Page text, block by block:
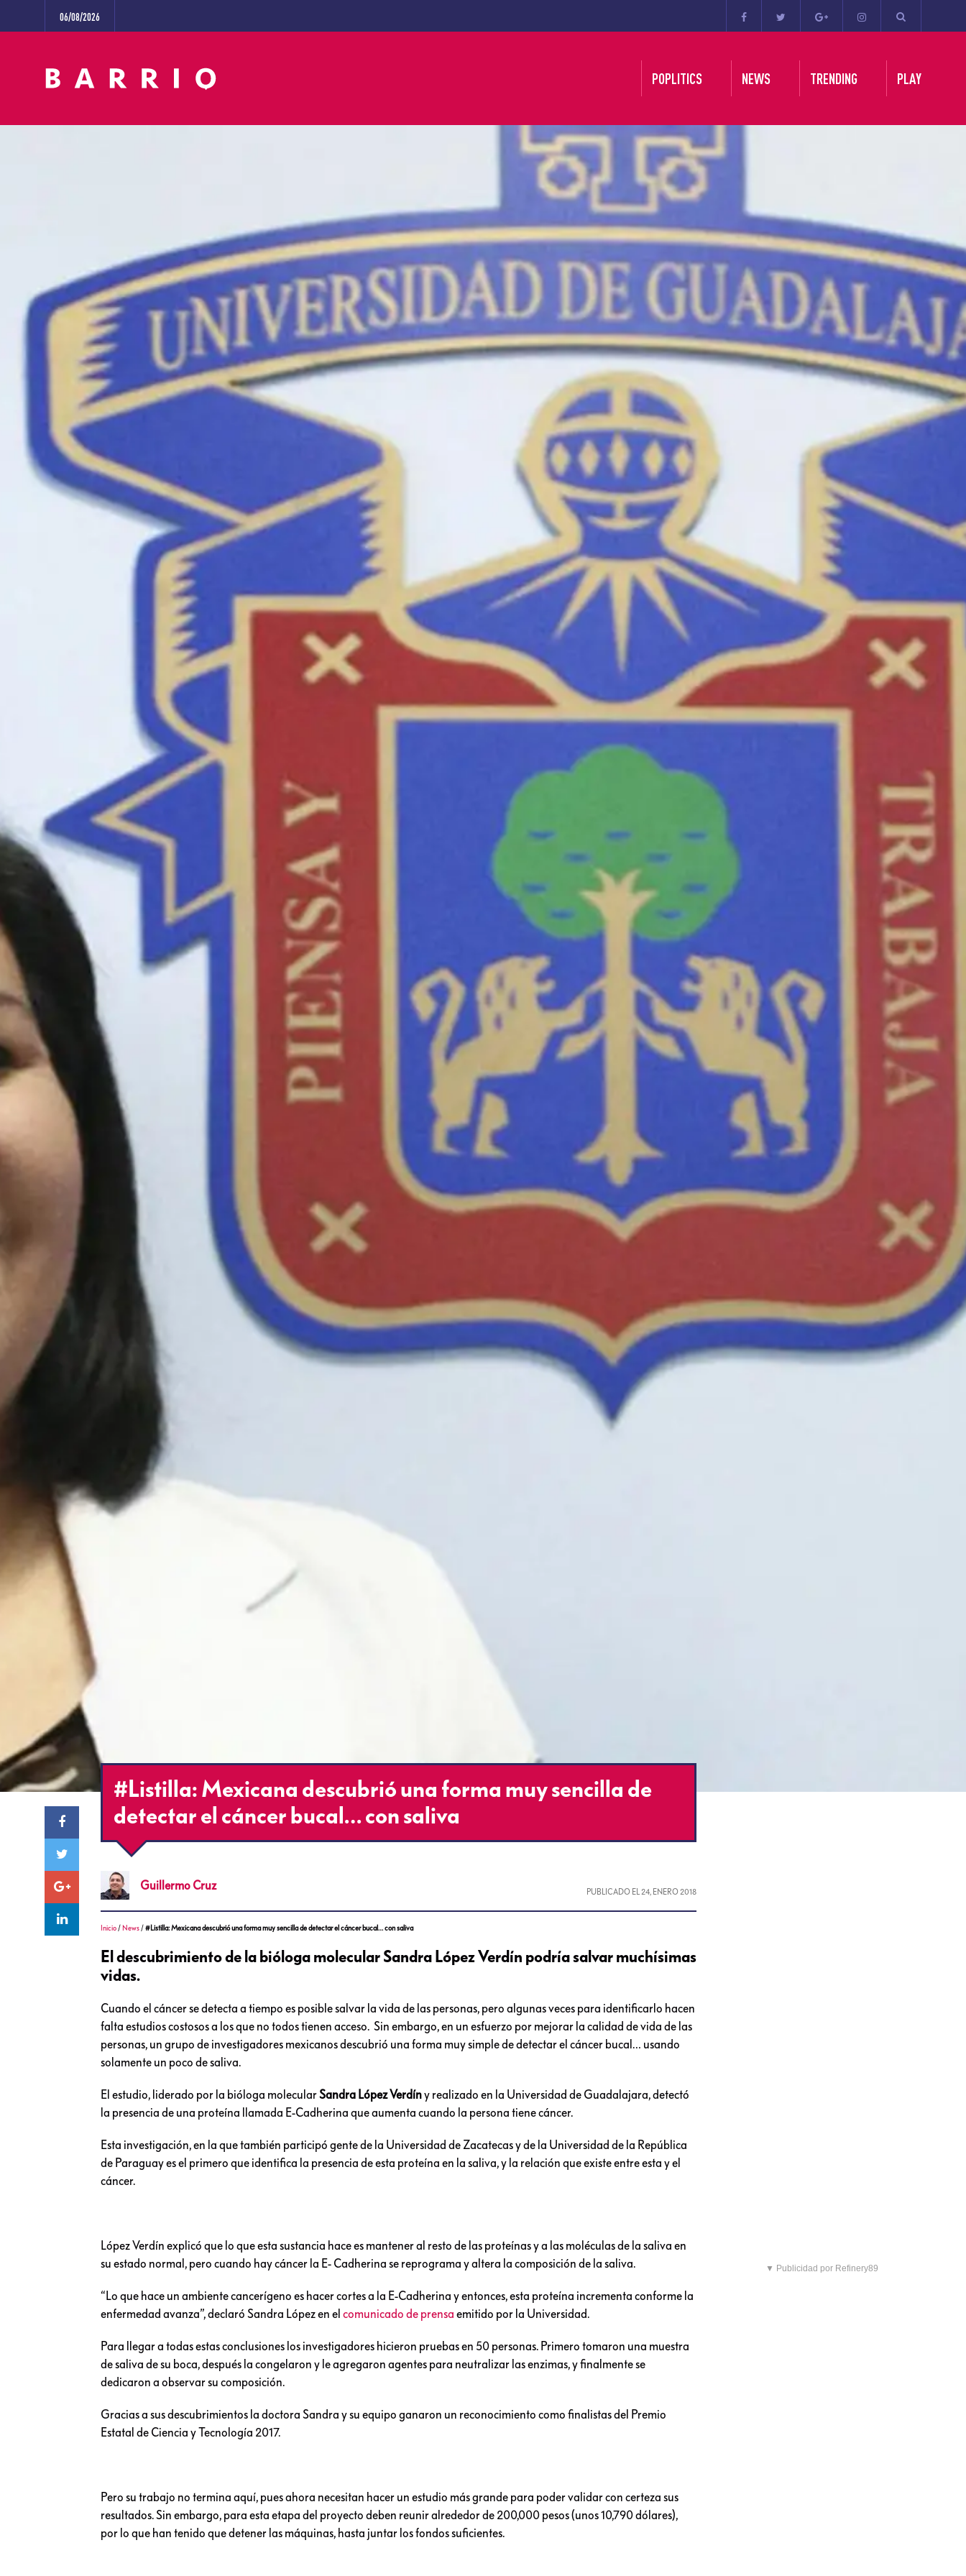
06/08/2026
POPLITICS NEWS TRENDING PLAY
#Listilla: Mexicana descubrió una forma muy sencilla de
detectar el cáncer bucal… con saliva
Guillermo Cruz PUBLICADO EL 24, ENERO 2018
Inicio/ News/#Listilla: Mexicana descubrió una forma muy sencilla de detectar el cáncer bucal… con saliva
El descubrimiento de la bióloga molecular Sandra López Verdín podría salvar muchísimas
vidas.
Cuando el cáncer se detecta a tiempo es posible salvar la vida de las personas, pero algunas veces para identificarlo hacen
falta estudios costosos a los que no todos tienen acceso. Sin embargo, en un esfuerzo por mejorar la calidad de vida de las
personas, un grupo de investigadores mexicanos descubrió una forma muy simple de detectar el cáncer bucal… usando
solamente un poco de saliva.
El estudio, liderado por la bióloga molecularSandra López Verdíny realizado en la Universidad de Guadalajara, detectó
la presencia de una proteína llamada E-Cadherina que aumenta cuando la persona tiene cáncer.
Esta investigación, en la que también participó gente de la Universidad de Zacatecas y de la Universidad de la República
de Paraguay es el primero que identifica la presencia de esta proteína en la saliva, y la relación que existe entre esta y el
cáncer.
López Verdín explicó que lo que esta sustancia hace es mantener al resto de las proteínas y a las moléculas de la saliva en
su estado normal, pero cuando hay cáncer la E- Cadherina se reprograma y altera la composición de la saliva.
“Lo que hace un ambiente cancerígeno es hacer cortes a la E-Cadherina y entonces, esta proteína incrementa conforme la
enfermedad avanza”, declaró Sandra López en elcomunicado de prensa emitido por la Universidad.
Para llegar a todas estas conclusiones los investigadores hicieron pruebas en 50 personas. Primero tomaron una muestra
de saliva de su boca, después la congelaron y le agregaron agentes para neutralizar las enzimas, y finalmente se
dedicaron a observar su composición.
Gracias a sus descubrimientos la doctora Sandra y su equipo ganaron un reconocimiento como finalistas del Premio
Estatal de Ciencia y Tecnología 2017.
Pero su trabajo no termina aquí, pues ahora necesitan hacer un estudio más grande para poder validar con certeza sus
resultados. Sin embargo, para esta etapa del proyecto deben reunir alrededor de 200,000 pesos (unos 10,790 dólares),
por lo que han tenido que detener las máquinas, hasta juntar los fondos suficientes.
▼ Publicidad por Refinery89